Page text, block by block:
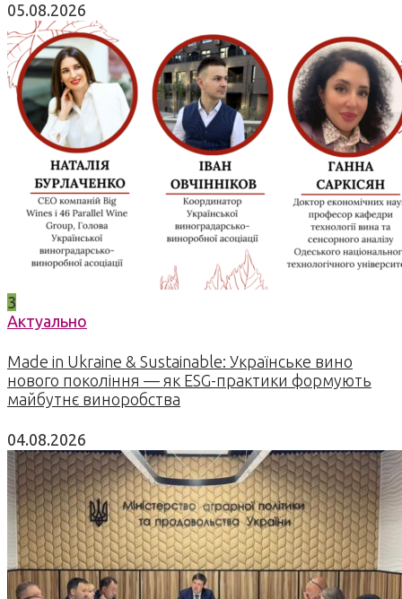
05.08.2026
3
Актуально
Made in Ukraine & Sustainable: Українське вино
нового покоління — як ESG-практики формують
майбутнє виноробства
04.08.2026